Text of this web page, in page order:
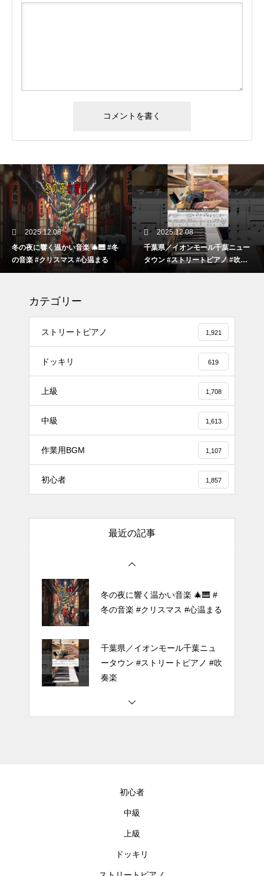
2025.12.08
冬の夜に響く温かい音楽 🎄🎹 #冬
の音楽 #クリスマス #心温まる
2025.12.08
千葉県／イオンモール千葉ニュー
タウン #ストリートピアノ #吹奏
楽
カテゴリー
ストリートピアノ 1,921
ドッキリ 619
上級 1,708
中級 1,613
作業用BGM 1,107
初心者 1,857
最近の記事
#tiktok #shorts #shortsdaily #sh
ortsdance #shirose #磁石 #white
jam #ピアノ初心者 #ピアノレッ
【転生悪女の黒歴史OP】ピアノ
で「Black Flame」弾いてみた
（中～上級）【The Dark History
ほぼ日1フレーズ THE BLUE H
冬の夜に響く温かい音楽 🎄🎹 #
冬の音楽 #クリスマス #心温まる
千葉県／イオンモール千葉ニュ
ータウン #ストリートピアノ #吹
奏楽
（中～上級）【The Dark History
of the Reincarnated Villainess】
ほぼ日1フレーズ THE BLUE H
EARTS NO NO NO
初心者
中級
上級
ドッキリ